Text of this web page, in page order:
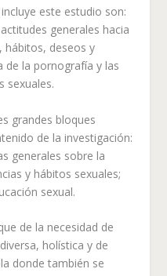
este estudio son:
generales hacia
hábitos, deseos y
de la pornografía y las
sexuales.
grandes bloques
de la investigación:
generales sobre la
y hábitos sexuales;
sexual.
de la necesidad de
holística y de
donde también se